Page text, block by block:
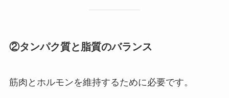
②タンパク質と脂質のバランス
筋肉とホルモンを維持するために必要です。